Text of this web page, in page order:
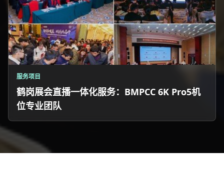
服务项目
鹤岗展会直播一体化服务：BMPCC 6K Pro5机
位专业团队